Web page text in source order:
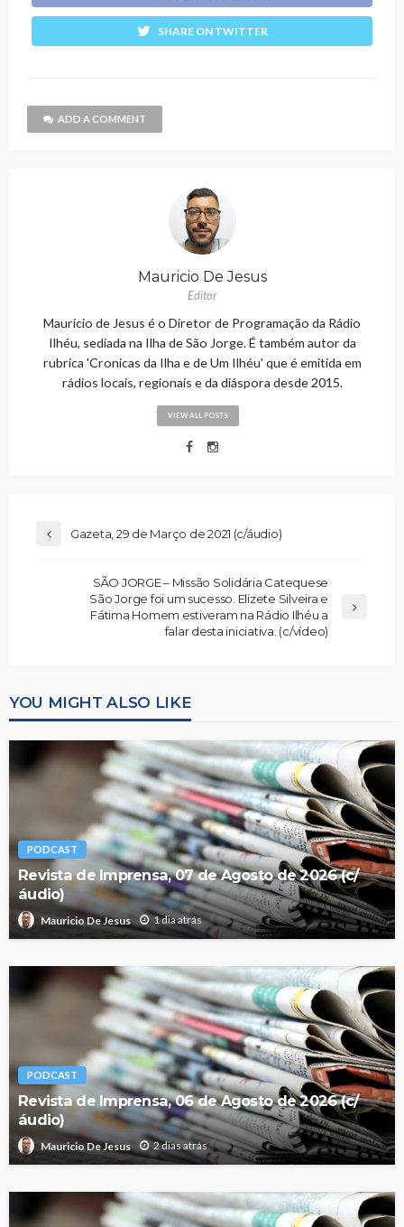
SHARE ON TWITTER
ADD A COMMENT
Mauricio De Jesus
Editor
Maurício de Jesus é o Diretor de Programação da Rádio
Ilhéu, sediada na Ilha de São Jorge. É também autor da
rubrica 'Cronicas da Ilha e de Um Ilhéu' que é emitida em
rádios locais, regionais e da diáspora desde 2015.
VIEW ALL POSTS
Gazeta, 29 de Março de 2021 (c/áudio)
SÃO JORGE – Missão Solidária Catequese
São Jorge foi um sucesso. Elizete Silveira e
Fátima Homem estiveram na Rádio Ilhéu a
falar desta iniciativa. (c/vídeo)
YOU MIGHT ALSO LIKE
PODCAST
Revista de Imprensa, 07 de Agosto de 2026 (c/
áudio)
Mauricio De Jesus 1 dia atrás
PODCAST
Revista de Imprensa, 06 de Agosto de 2026 (c/
áudio)
Mauricio De Jesus 2 dias atrás